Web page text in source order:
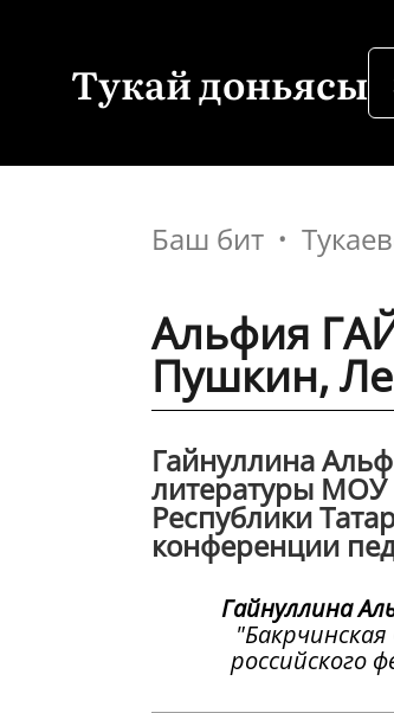
Тукай доньясы
Баш бит
Альфия
Пушкин,
Гайнуллина
литературы МОУ
Республики
конференции
Гайнуллина
российского